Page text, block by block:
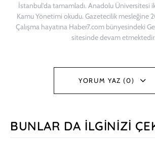
İstanbul’da tamamladı. Anadolu Üniversitesi
Kamu Yönetimi okudu. Gazetecilik mesleğine
Çalışma hayatına Haber7.com bünyesindeki
sitesinde devam etmektedir.
YORUM YAZ (0)
BUNLAR DA İLGINIZI